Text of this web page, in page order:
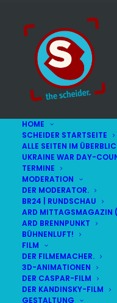
HOME
SCHEIDER STARTSEITE
ALLE SEITEN IM
UKRAINE WAR DAY-
TERMINE
MODERATION
DER MODERATOR.
BR24 | RUNDSCHAU
ARD MITTAGSMAGAZIN
ARD BRENNPUNKT
BÜHNENLUFT!
FILM
DER FILMEMACHER.
3D-ANIMATIONEN
DER CASPAR-FILM
DER KANDINSKY-FILM
GESTALTUNG
© STEFAN SCHEIDER
LIVE(alle Termine